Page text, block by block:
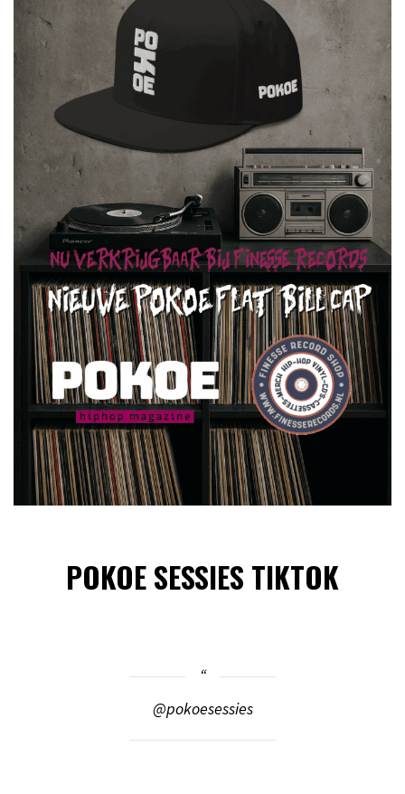
POKOE SESSIES TIKTOK
@pokoesessies